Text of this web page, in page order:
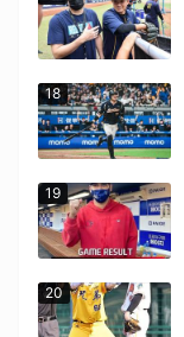
18
19
20